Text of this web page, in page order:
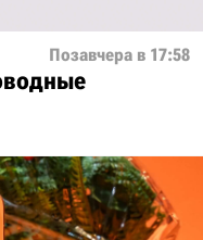
Позавчера в 17:58